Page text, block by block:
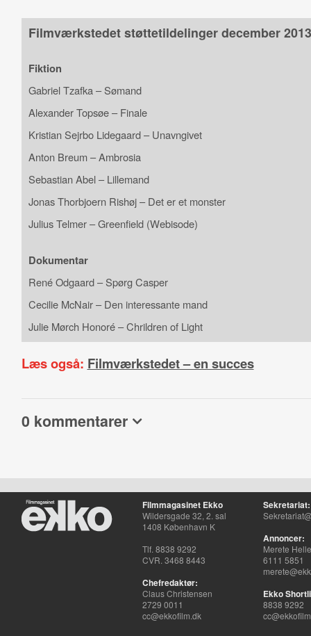
Filmværkstedet støttetildelinger december 2013
Fiktion
Gabriel Tzafka – Sømand
Alexander Topsøe – Finale
Kristian Sejrbo Lidegaard – Unavngivet
Anton Breum – Ambrosia
Sebastian Abel – Lillemand
Jonas Thorbjoern Rishøj – Det er et monster
Julius Telmer – Greenfield (Webisode)
Dokumentar
René Odgaard – Spørg Casper
Cecilie McNair – Den interessante mand
Julie Mørch Honoré – Chrildren of Light
Læs også: Filmværkstedet – en succes
0 kommentarer
Filmmagasinet Ekko
Wildersgade 32, 2. sal
1408 København K
Tlf. 8838 9292
CVR. 3468 8443
Chefredaktør:
Claus Christensen
2729 0011
cc@ekkofilm.dk
Sekretariat:
Annoncer:
Merete
6111 5851
Ekko
8838 9292